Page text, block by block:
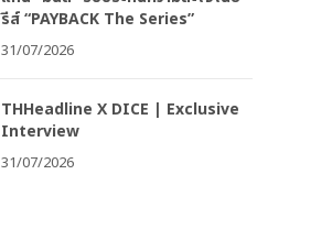
รีส์ “PAYBACK The Series”
31/07/2026
THHeadline X DICE | Exclusive
Interview
31/07/2026